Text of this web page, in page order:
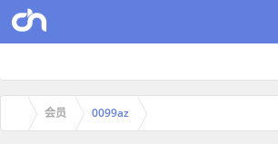
会员 0099az